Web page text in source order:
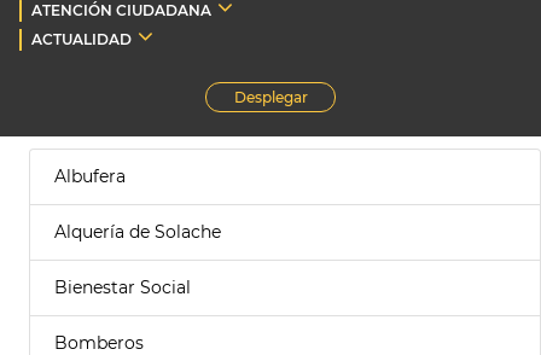
ATENCIÓN CIUDADANA
ACTUALIDAD
Desplegar
Albufera
Alquería de Solache
Bienestar Social
Bomberos